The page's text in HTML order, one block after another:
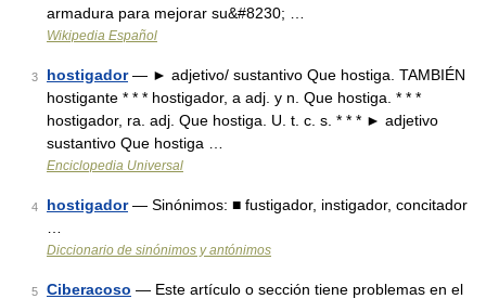
armadura para mejorar su&#8230; …
Wikipedia Español
3 hostigador— ► adjetivo/ sustantivo Que hostiga. TAMBIÉN
hostigante * * * hostigador, a adj. y n. Que hostiga. * * *
hostigador, ra. adj. Que hostiga. U. t. c. s. * * * ► adjetivo
sustantivo Que hostiga …
Enciclopedia Universal
4 hostigador— Sinónimos: ■ fustigador, instigador, concitador
Diccionario de sinónimos y antónimos
5 Ciberacoso — Este artículo o sección tiene problemas en el